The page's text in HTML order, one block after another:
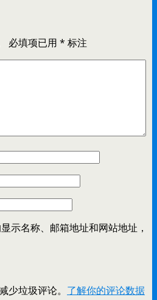
必填项已用 * 标注
示名称、邮箱地址和网站地址，
少垃圾评论。 了解你的评论数据